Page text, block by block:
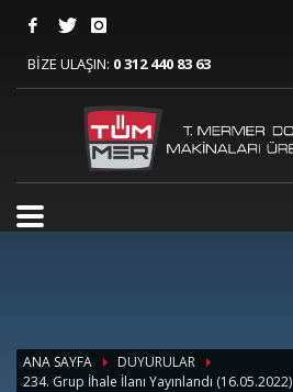
BİZE ULAŞIN: 0 312 440 83 63
ANA SAYFA
DUYURULAR
234. Grup İhale İlanı Yayınlandı (16.05.2022)